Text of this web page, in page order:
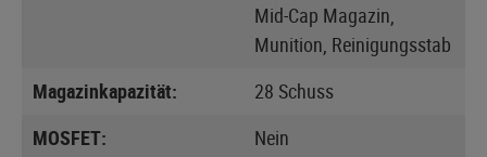
Mid-Cap Magazin,
Munition, Reinigungsstab
Magazinkapazität:
28 Schuss
MOSFET:
Nein